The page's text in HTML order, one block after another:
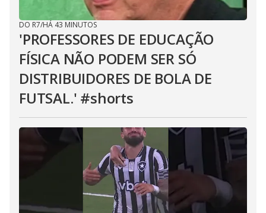
DO R7/HÁ 43 MINUTOS
'PROFESSORES DE EDUCAÇÃO
FÍSICA NÃO PODEM SER SÓ
DISTRIBUIDORES DE BOLA DE
FUTSAL.' #shorts